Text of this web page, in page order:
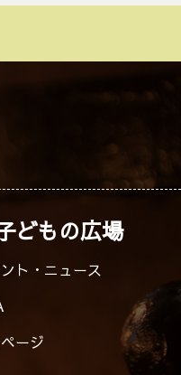
どもの広場
ト・ニュース
ージ